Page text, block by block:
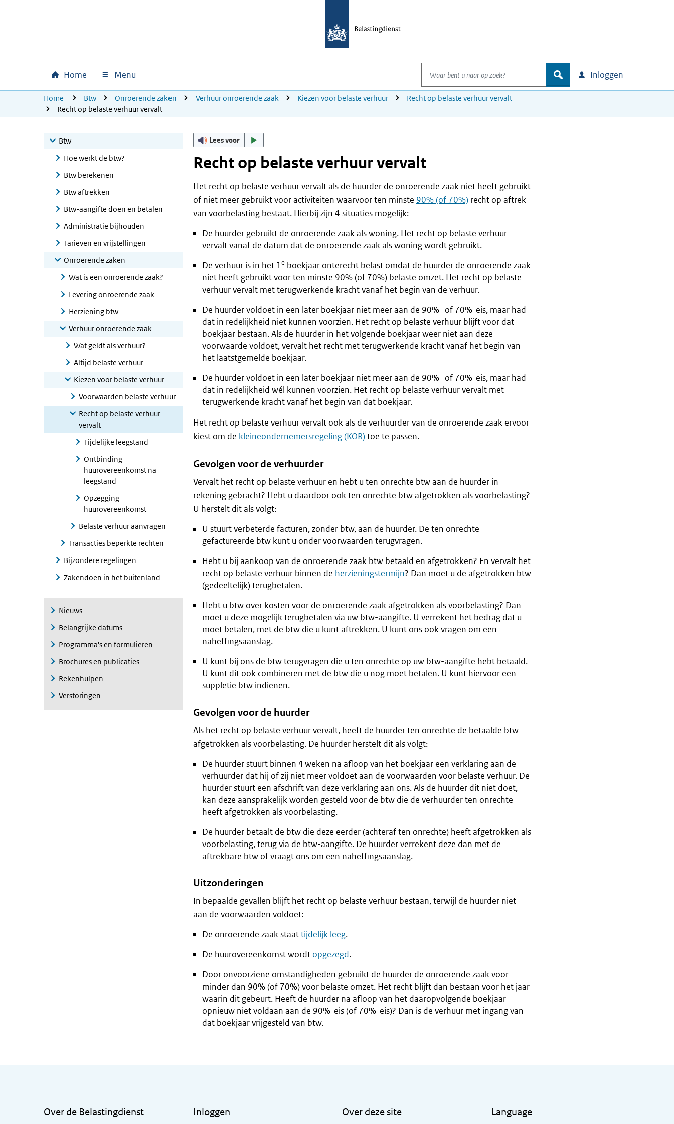
Hoofdnavigatie
Home Menu
Waar bent u naar op zoek?
zoek Inloggen
U bevindt zich hier:
Home Btw Onroerende zaken Verhuur onroerende zaak Kiezen voor belaste verhuur
Recht op belaste verhuur vervalt
Recht op belaste verhuur vervalt
Btw
Hoe werkt de btw?
Btw berekenen
Btw aftrekken
Btw-aangifte doen en betalen
Administratie bijhouden
Tarieven en vrijstellingen
Onroerende zaken
Wat is een onroerende zaak?
Levering onroerende zaak
Herziening btw
Verhuur onroerende zaak
Wat geldt als verhuur?
Altijd belaste verhuur
Kiezen voor belaste verhuur
Voorwaarden belaste verhuur
Recht op belaste verhuur
vervalt
Tijdelijke leegstand
Ontbinding
huurovereenkomst na
leegstand
Opzegging
huurovereenkomst
Belaste verhuur aanvragen
Transacties beperkte rechten
Bijzondere regelingen
Zakendoen in het buitenland
Nieuws
Belangrijke datums
Programma's en formulieren
Brochures en publicaties
Rekenhulpen
Verstoringen
Lees voor
Recht op belaste verhuur vervalt
Het recht op belaste verhuur vervalt als de huurder de onroerende zaak niet heeft gebruikt
of niet meer gebruikt voor activiteiten waarvoor ten minste 90% (of 70%)recht op aftrek
van voorbelasting bestaat. Hierbij zijn 4 situaties mogelijk:
De huurder gebruikt de onroerende zaak als woning. Het recht op belaste verhuur
vervalt vanaf de datum dat de onroerende zaak als woning wordt gebruikt.
De verhuur is in het 1 eboekjaar onterecht belast omdat de huurder de onroerende zaak
niet heeft gebruikt voor ten minste 90% (of 70%) belaste omzet. Het recht op belaste
verhuur vervalt met terugwerkende kracht vanaf het begin van de verhuur.
De huurder voldoet in een later boekjaar niet meer aan de 90%- of 70%-eis, maar had
dat in redelijkheid niet kunnen voorzien. Het recht op belaste verhuur blijft voor dat
boekjaar bestaan. Als de huurder in het volgende boekjaar weer niet aan deze
voorwaarde voldoet, vervalt het recht met terugwerkende kracht vanaf het begin van
het laatstgemelde boekjaar.
De huurder voldoet in een later boekjaar niet meer aan de 90%- of 70%-eis, maar had
dat in redelijkheid wél kunnen voorzien. Het recht op belaste verhuur vervalt met
terugwerkende kracht vanaf het begin van dat boekjaar.
Het recht op belaste verhuur vervalt ook als de verhuurder van de onroerende zaak ervoor
kiest om de kleineondernemersregeling (KOR)toe te passen.
Gevolgen voor de verhuurder
Vervalt het recht op belaste verhuur en hebt u ten onrechte btw aan de huurder in
rekening gebracht? Hebt u daardoor ook ten onrechte btw afgetrokken als voorbelasting?
U herstelt dit als volgt:
U stuurt verbeterde facturen, zonder btw, aan de huurder. De ten onrechte
gefactureerde btw kunt u onder voorwaarden terugvragen.
Hebt u bij aankoop van de onroerende zaak btw betaald en afgetrokken? En vervalt het
recht op belaste verhuur binnen de herzieningstermijn? Dan moet u de afgetrokken btw
(gedeeltelijk) terugbetalen.
Hebt u btw over kosten voor de onroerende zaak afgetrokken als voorbelasting? Dan
moet u deze mogelijk terugbetalen via uw btw-aangifte. U verrekent het bedrag dat u
moet betalen, met de btw die u kunt aftrekken. U kunt ons ook vragen om een
naheffingsaanslag.
U kunt bij ons de btw terugvragen die u ten onrechte op uw btw-aangifte hebt betaald.
U kunt dit ook combineren met de btw die u nog moet betalen. U kunt hiervoor een
suppletie btw indienen.
Gevolgen voor de huurder
Als het recht op belaste verhuur vervalt, heeft de huurder ten onrechte de betaalde btw
afgetrokken als voorbelasting. De huurder herstelt dit als volgt:
De huurder stuurt binnen 4 weken na afloop van het boekjaar een verklaring aan de
verhuurder dat hij of zij niet meer voldoet aan de voorwaarden voor belaste verhuur. De
huurder stuurt een afschrift van deze verklaring aan ons. Als de huurder dit niet doet,
kan deze aansprakelijk worden gesteld voor de btw die de verhuurder ten onrechte
heeft afgetrokken als voorbelasting.
De huurder betaalt de btw die deze eerder (achteraf ten onrechte) heeft afgetrokken als
voorbelasting, terug via de btw-aangifte. De huurder verrekent deze dan met de
aftrekbare btw of vraagt ons om een naheffingsaanslag.
Uitzonderingen
In bepaalde gevallen blijft het recht op belaste verhuur bestaan, terwijl de huurder niet
aan de voorwaarden voldoet:
De onroerende zaak staattijdelijk leeg.
De huurovereenkomst wordt opgezegd.
Door onvoorziene omstandigheden gebruikt de huurder de onroerende zaak voor
minder dan 90% (of 70%) voor belaste omzet. Het recht blijft dan bestaan voor het jaar
waarin dit gebeurt. Heeft de huurder na afloop van het daaropvolgende boekjaar
opnieuw niet voldaan aan de 90%-eis (of 70%-eis)? Dan is de verhuur met ingang van
dat boekjaar vrijgesteld van btw.
Over de Belastingdienst Inloggen Over deze site Language